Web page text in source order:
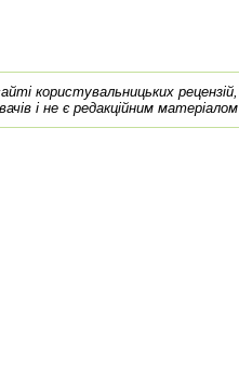
користувальницьких рецензій,
і не є редакційним матеріалом